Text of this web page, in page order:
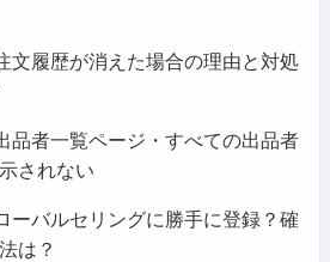
文履歴が消えた場合の理由と対処
品者一覧ページ・すべての出品者
されない
ーバルセリングに勝手に登録？確
は？